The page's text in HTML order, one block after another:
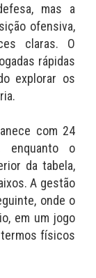
mas a
ofensiva,
claras. O
rápidas
explorar os
com 24
enquanto o
da tabela,
A gestão
onde o
em um jogo
físicos